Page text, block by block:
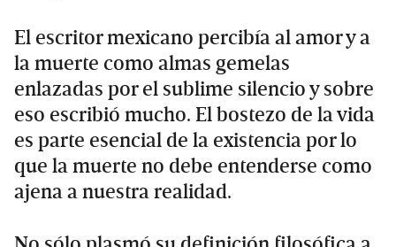
El escritor mexicano percibía al amor y a
la muerte como almas gemelas
enlazadas por el sublime silencio y sobre
eso escribió mucho. El bostezo de la vida
es parte esencial de la existencia por lo
que la muerte no debe entenderse como
ajena a nuestra realidad.